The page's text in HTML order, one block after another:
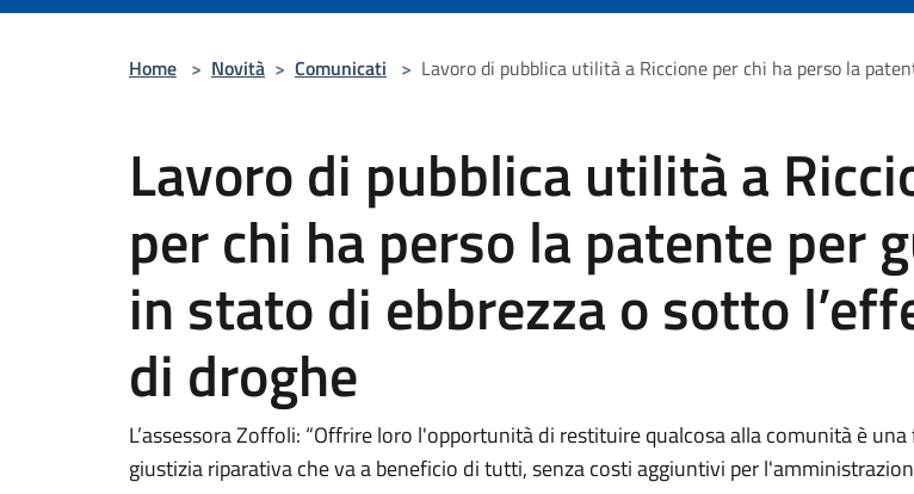
Home > Novità > Comunicati > Lavoro di pubblica utilità a Riccione per chi ha perso la
Lavoro di pubblica utilità a
per chi ha perso la patente per
in stato di ebbrezza o sotto
di droghe
L’assessora Zoffoli: “Offrire loro l'opportunità di restituire qualcosa alla comunità è
giustizia riparativa che va a beneficio di tutti, senza costi aggiuntivi per